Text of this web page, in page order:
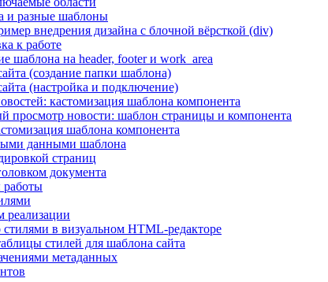
и разные шаблоны
внедрения дизайна с блочной вёрсткой (div)
к работе
шаблона на header, footer и work_area
(создание папки шаблона)
(настройка и подключение)
кастомизация шаблона компонента
просмотр новости: шаблон страницы и компонента
шаблона компонента
данными шаблона
страниц
документа
реализации
стилями в визуальном HTML-редакторе
стилей для шаблона сайта
метаданных